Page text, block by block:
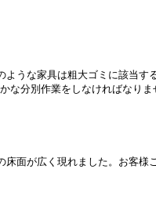
うな家具は粗大ゴミに該当す
分別作業をしなければなりま
面が広く現れました。お客